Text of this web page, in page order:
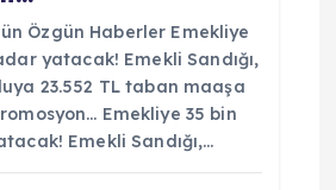
Özgün Haberler Emekliye
yatacak! Emekli Sandığı,
23.552 TL taban maaşa
Emekliye 35 bin
Emekli Sandığı,…